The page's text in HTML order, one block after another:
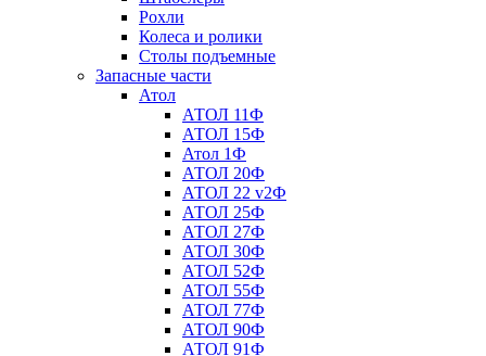
Рохли
Колеса и ролики
Столы подъемные
Запасные части
Атол
АТОЛ 11Ф
АТОЛ 15Ф
Атол 1Ф
АТОЛ 20Ф
АТОЛ 22 v2Ф
АТОЛ 25Ф
АТОЛ 27Ф
АТОЛ 30Ф
АТОЛ 52Ф
АТОЛ 55Ф
АТОЛ 77Ф
АТОЛ 90Ф
АТОЛ 91Ф